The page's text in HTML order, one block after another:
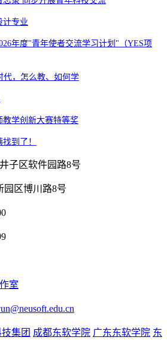
计专业
年度"青年使者交流学习计划"（YES项
，怎么教、如何学
学创新大赛特等奖
到了！
子区软件园路8号
区博川路8号
室
集团 成都东软学院 广东东软学院 东